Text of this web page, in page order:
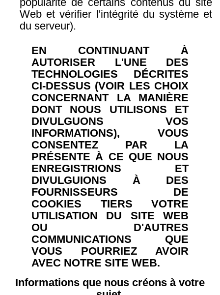
Web et vérifier l'intégrité du système et
du serveur).
EN CONTINUANT ​​À
AUTORISER L'UNE DES
TECHNOLOGIES DÉCRITES
CI-DESSUS (VOIR LES CHOIX
CONCERNANT LA MANIÈRE
DONT NOUS UTILISONS ET
DIVULGUONS VOS
INFORMATIONS), VOUS
CONSENTEZ PAR LA
PRÉSENTE À CE QUE NOUS
ENREGISTRIONS ET
DIVULGUIONS À DES
FOURNISSEURS DE
COOKIES TIERS VOTRE
UTILISATION DU SITE WEB
OU D'AUTRES
COMMUNICATIONS QUE
VOUS POURRIEZ AVOIR
AVEC NOTRE SITE WEB.
Informations que nous créons à votre